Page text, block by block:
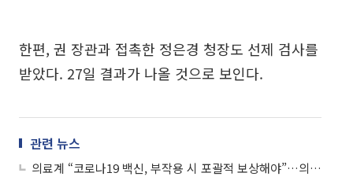
한편, 권 장관과 접촉한 정은경 청장도 선제 검사를
받았다. 27일 결과가 나올 것으로 보인다.
관련 뉴스
의료계 “코로나19 백신, 부작용 시 포괄적 보상해야”…의정공동위원회 출범